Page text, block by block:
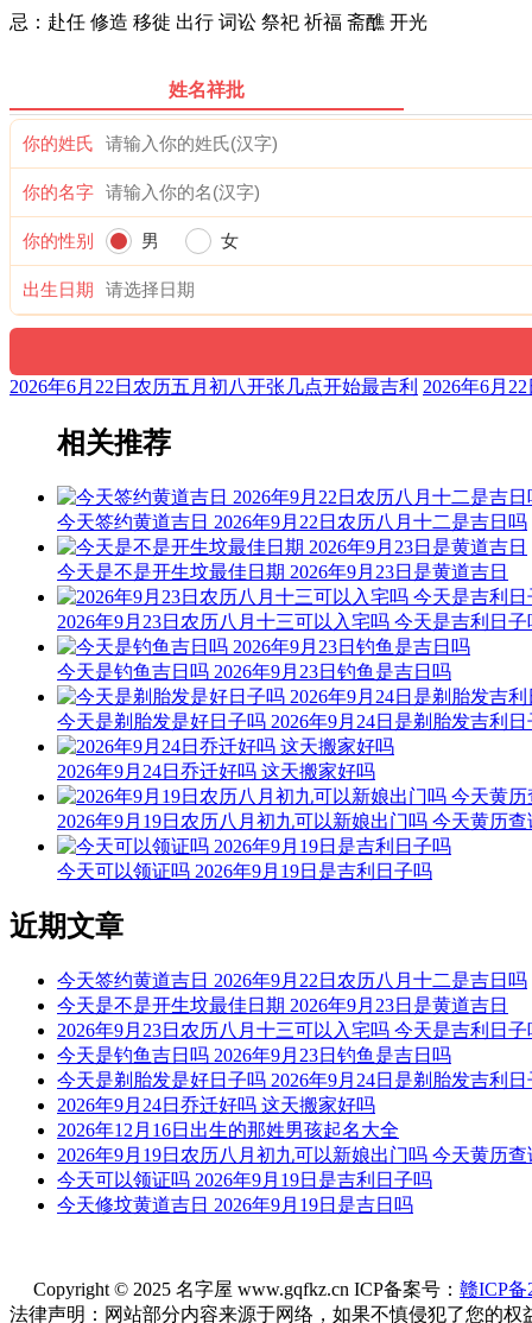
忌：赴任 修造 移徙 出行 词讼 祭祀 祈福 斋醮 开光
姓名祥批
你的姓氏
你的名字
你的性别 男 女
出生日期
2026年6月22日农历五月初八开张几点开始最吉利 2026年6月
相关推荐
今天签约黄道吉日 2026年9月22日农历八月十二是吉日吗
今天是不是开生坟最佳日期 2026年9月23日是黄道吉日
2026年9月23日农历八月十三可以入宅吗 今天是吉利日子
今天是钓鱼吉日吗 2026年9月23日钓鱼是吉日吗
今天是剃胎发是好日子吗 2026年9月24日是剃胎发吉利日
2026年9月24日乔迁好吗 这天搬家好吗
2026年9月19日农历八月初九可以新娘出门吗 今天黄历查
今天可以领证吗 2026年9月19日是吉利日子吗
近期文章
今天签约黄道吉日 2026年9月22日农历八月十二是吉日吗
今天是不是开生坟最佳日期 2026年9月23日是黄道吉日
2026年9月23日农历八月十三可以入宅吗 今天是吉利日子
今天是钓鱼吉日吗 2026年9月23日钓鱼是吉日吗
今天是剃胎发是好日子吗 2026年9月24日是剃胎发吉利日
2026年9月24日乔迁好吗 这天搬家好吗
2026年12月16日出生的那姓男孩起名大全
2026年9月19日农历八月初九可以新娘出门吗 今天黄历查
今天可以领证吗 2026年9月19日是吉利日子吗
今天修坟黄道吉日 2026年9月19日是吉日吗
Copyright © 2025 名字屋 www.gqfkz.cn ICP备案号： 赣ICP备
法律声明：网站部分内容来源于网络，如果不慎侵犯了您的权